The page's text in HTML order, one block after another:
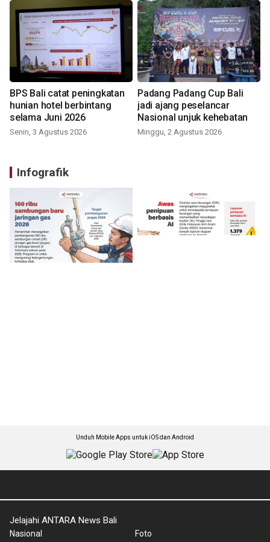
BPS Bali catat peningkatan
hunian hotel berbintang
selama Juni 2026
Senin, 3 Agustus 2026
Padang Padang Cup Bali
jadi ajang peselancar
Nasional unjuk kehebatan
Minggu, 2 Agustus 2026
Infografik
Unduh Mobile Apps untuk iOS dan Android
Jelajahi ANTARA News Bali
Nasional Foto